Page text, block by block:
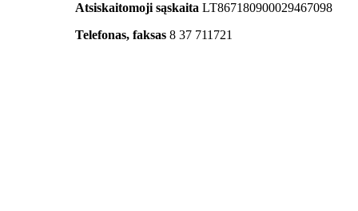
Atsiskaitomoji sąskaita LT867180900029467098
Telefonas, faksas 8 37 711721